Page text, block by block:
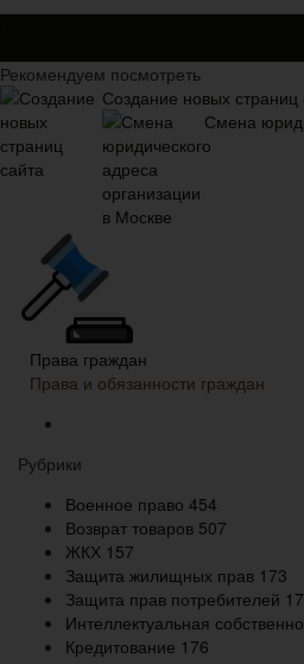
Рекомендуем посмотреть
Создание новых страниц
Смена
Права граждан
Права и обязанности граждан
Рубрики
Военное право 454
Возврат товаров 507
ЖКХ 157
Защита жилищных прав 173
Защита прав потребителей
Интеллектуальная
Кредитование 176